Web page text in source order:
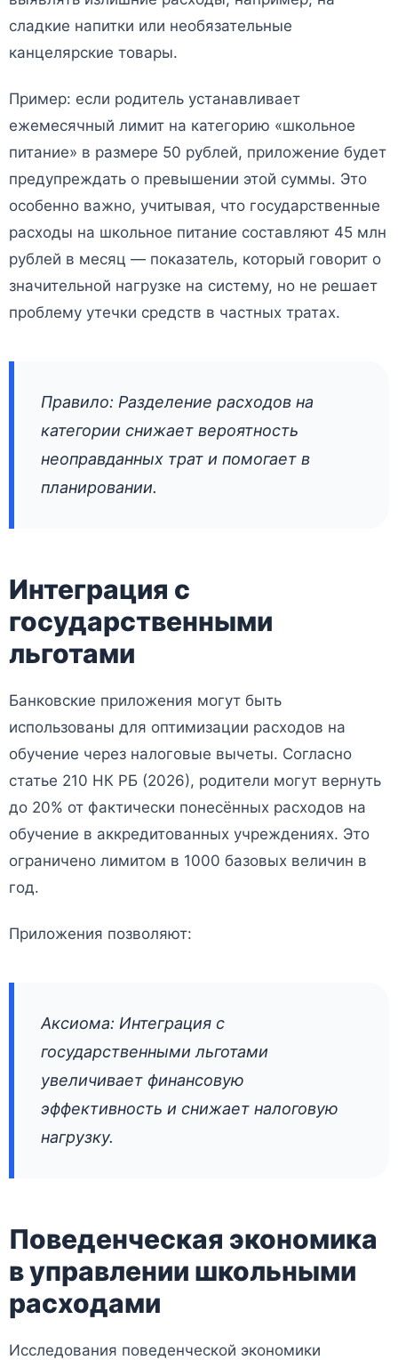
сладкие напитки или необязательные
канцелярские товары.
Пример: если родитель устанавливает
ежемесячный лимит на категорию «школьное
питание» в размере 50 рублей, приложение будет
предупреждать о превышении этой суммы. Это
особенно важно, учитывая, что государственные
расходы на школьное питание составляют 45 млн
рублей в месяц — показатель, который говорит о
значительной нагрузке на систему, но не решает
проблему утечки средств в частных тратах.
Правило: Разделение расходов на
категории снижает вероятность
неоправданных трат и помогает в
планировании.
Интеграция с
государственными
льготами
Банковские приложения могут быть
использованы для оптимизации расходов на
обучение через налоговые вычеты. Согласно
статье 210 НК РБ (2026), родители могут вернуть
до 20% от фактически понесённых расходов на
обучение в аккредитованных учреждениях. Это
ограничено лимитом в 1000 базовых величин в
год.
Приложения позволяют:
Аксиома: Интеграция с
государственными льготами
увеличивает финансовую
эффективность и снижает налоговую
нагрузку.
Поведенческая экономика
в управлении школьными
расходами
Исследования поведенческой экономики